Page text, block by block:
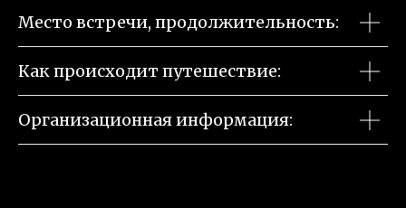
Место встречи, продолжительность:
Как происходит путешествие:
Организационная информация: